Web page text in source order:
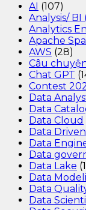
AI (107)
Analysis/
Analytics
Apache
AWS (28)
Câu
Chat GPT
Contest
Data
Data
Data Cloud
Data Driven
Data
Data
Data Lake
Data
Data
Data